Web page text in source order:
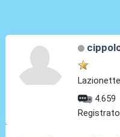
4.659
Registrato